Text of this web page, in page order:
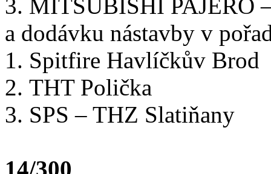
MITSUBISHI PAJERO
a dodávku nástavby v
Spitfire Havlíčkův Brod
THT Polička
SPS – THZ Slatiňany
14/300